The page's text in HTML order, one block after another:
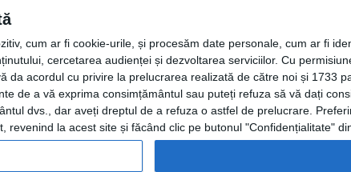
cum ar fi cookie-urile, și procesăm date personale, cum ar fi
cercetarea audienței și dezvoltarea serviciilor. Cu
acordul cu privire la prelucrarea realizată de către noi și 1733
de a vă exprima consimțământul sau puteți refuza să vă dați
dvs., dar aveți dreptul de a refuza o astfel de prelucrare.
la acest site și făcând clic pe butonul "Confidențialitate"
Zilei
Zilei
de carte
Comunicate
Comunicate
Zoo
Comunicate